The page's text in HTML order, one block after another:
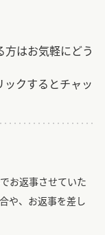
方はお気軽にどう
ックするとチャッ
お返事させていた
や、お返事を差し